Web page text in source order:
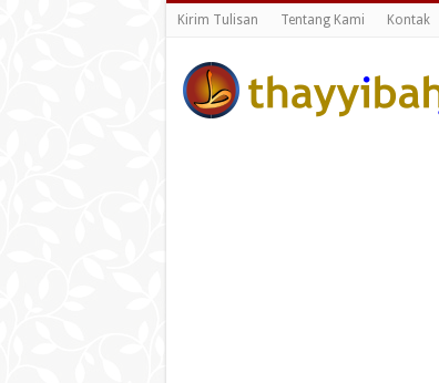
Kirim Tulisan Tentang Kami Kontak